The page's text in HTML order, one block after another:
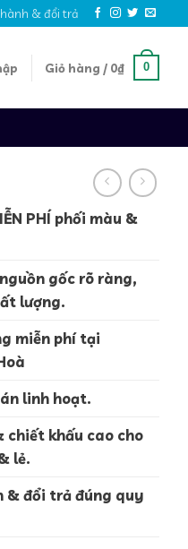
& đổi trả
Giỏ hàng / 0₫ 0
PHÍ phối màu &
gốc rõ ràng,
lượng.
miễn phí tại
linh hoạt.
chiết khấu cao cho
lẻ.
& đổi trả đúng quy